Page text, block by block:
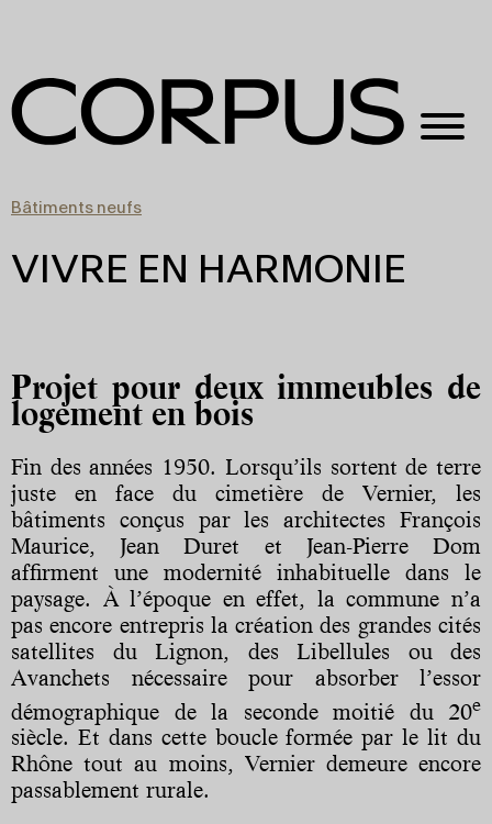
Bâtiments neufs
VIVRE EN HARMONIE
Projet pour deux immeubles de
logement en bois
Fin des années 1950. Lorsqu’ils sortent de terre
juste en face du cimetière de Vernier, les
bâtiments conçus par les architectes François
Maurice, Jean Duret et Jean-Pierre Dom
affirment une modernité inhabituelle dans le
paysage. À l’époque en effet, la commune n’a
pas encore entrepris la création des grandes cités
satellites du Lignon, des Libellules ou des
Avanchets nécessaire pour absorber l’essor
démographique de la seconde moitié du 20e
siècle. Et dans cette boucle formée par le lit du
Rhône tout au moins, Vernier demeure encore
passablement rurale.